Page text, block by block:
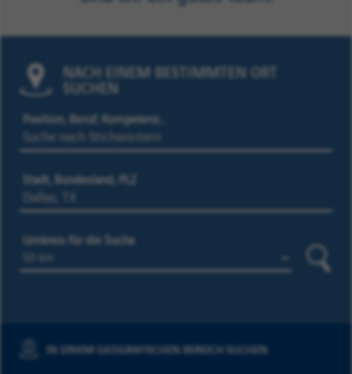
NACH EINEM BESTIMMTEN ORT
SUCHEN
Position, Beruf, Kompetenz…
Stadt, Bundesland, PLZ
Umkreis für die Suche
IN EINEM GEOGRAFISCHEN BEREICH SUCHEN